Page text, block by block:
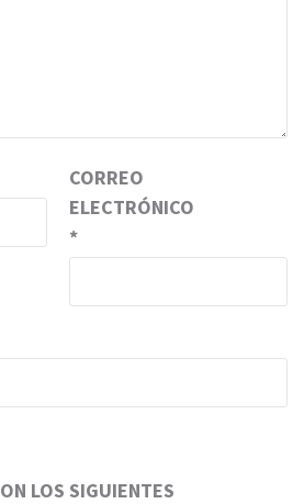
CORREO
ELECTRÓNICO
*
LOS SIGUIENTES